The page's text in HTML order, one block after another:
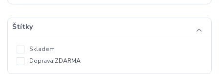
Štítky
Skladem
Doprava ZDARMA